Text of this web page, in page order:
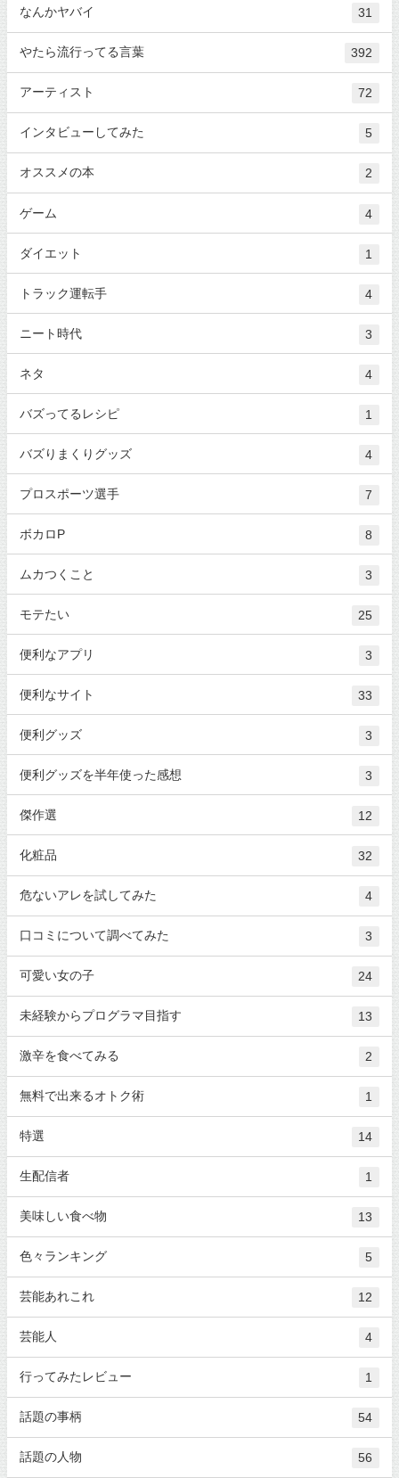
なんかヤバイ 31
やたら流行ってる言葉 392
アーティスト 72
インタビューしてみた 5
オススメの本 2
ゲーム 4
ダイエット 1
トラック運転手 4
ニート時代 3
ネタ 4
バズってるレシピ 1
バズりまくりグッズ 4
プロスポーツ選手 7
ボカロP 8
ムカつくこと 3
モテたい 25
便利なアプリ 3
便利なサイト 33
便利グッズ 3
便利グッズを半年使った感想 3
傑作選 12
化粧品 32
危ないアレを試してみた 4
口コミについて調べてみた 3
可愛い女の子 24
未経験からプログラマ目指す 13
激辛を食べてみる 2
無料で出来るオトク術 1
特選 14
生配信者 1
美味しい食べ物 13
色々ランキング 5
芸能あれこれ 12
芸能人 4
行ってみたレビュー 1
話題の事柄 54
話題の人物 56